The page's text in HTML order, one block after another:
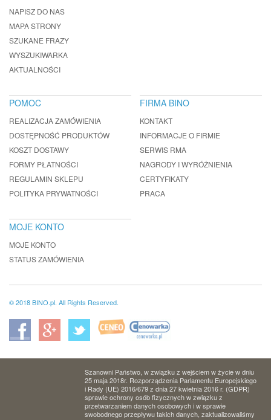
NAPISZ DO NAS
MAPA STRONY
SZUKANE FRAZY
WYSZUKIWARKA
AKTUALNOŚCI
POMOC
REALIZACJA ZAMÓWIENIA
DOSTĘPNOŚĆ PRODUKTÓW
KOSZT DOSTAWY
FORMY PŁATNOŚCI
REGULAMIN SKLEPU
POLITYKA PRYWATNOŚCI
FIRMA BINO
KONTAKT
INFORMACJE O FIRMIE
SERWIS RMA
NAGRODY I WYRÓŻNIENIA
CERTYFIKATY
PRACA
MOJE KONTO
MOJE KONTO
STATUS ZAMÓWIENIA
© 2018 BINO.pl. All Rights Reserved.
Szanowni Państwo, w związku z wejściem w życie w dniu
25 maja 2018r. Rozporządzenia Parlamentu Europejskiego
i Rady (UE) 2016/679 z dnia 27 kwietnia 2016 r. (GDPR)
sprawie ochrony osób fizycznych w związku z
przetwarzaniem danych osobowych i w sprawie
swobodnego przepływu takich danych, zaktualizowaliśmy